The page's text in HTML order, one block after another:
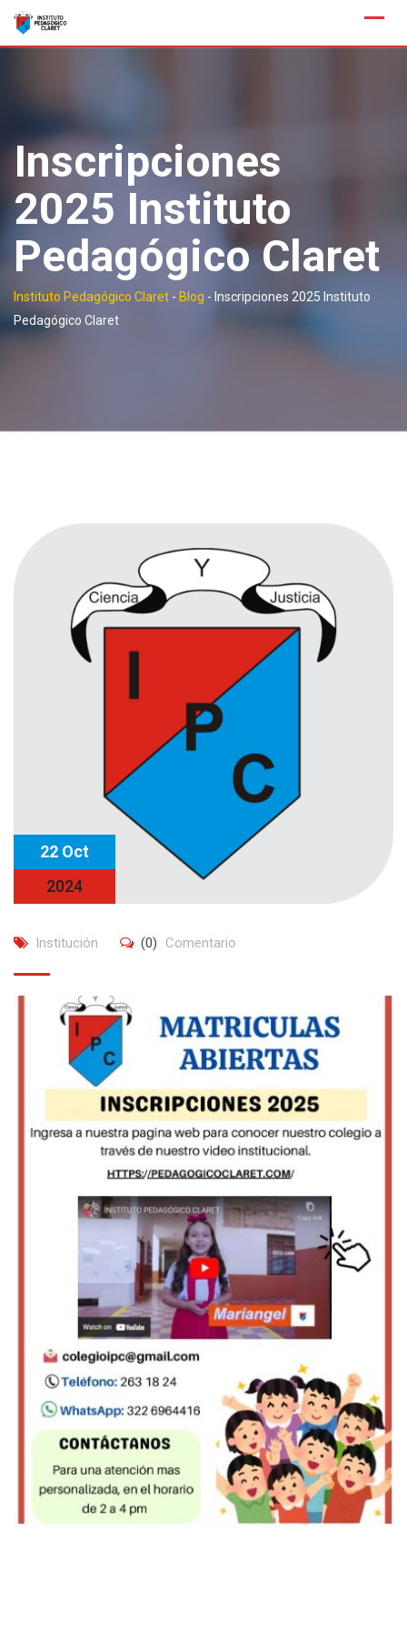
Saltar
Inscripciones
2025 Instituto
Pedagógico Claret
Instituto Pedagógico Claret - Blog - Inscripciones 2025 Instituto
Pedagógico Claret
22 Oct
2024
Institución (0) Comentario